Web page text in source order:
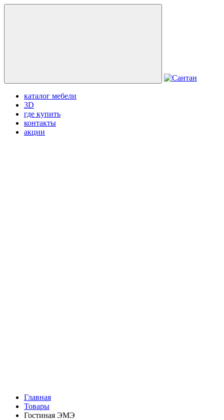
каталог мебели
3D
где купить
контакты
акции
Главная
Товары
Гостиная ЭМЭ